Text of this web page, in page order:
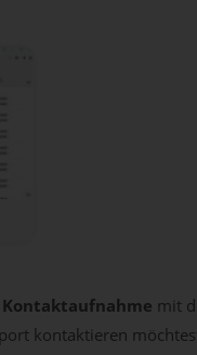
mit
kontaktieren